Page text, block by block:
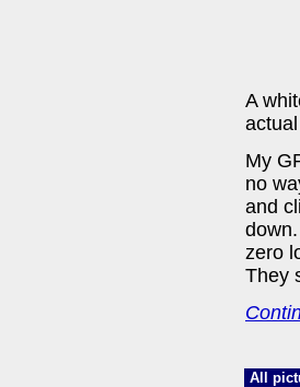
A
My
no
and
zero
They
All